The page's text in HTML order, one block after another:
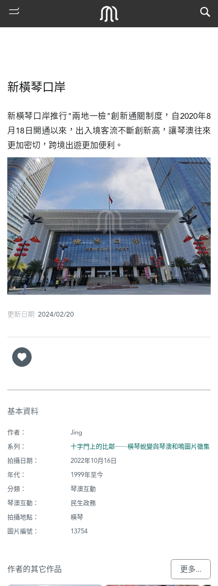
門
搜
索
古
地
圖
媽
閣
寺
廟
巴
街
新橫琴口岸
新橫琴口岸推行"兩地一檢"創新通關制度，自2020年8
月18日開通以來，出入境客流不斷創新高，讓琴澳往來
更加密切，跨境出遊更加便利。
更新日期 2024/02/20
基本資料
作者：
Jing
系列：
十字門上的比鄰──橫琴蛻變與琴澳和鳴圖片徵集
拍攝日期：
2022年10月16日
年代：
1999年至今
分類：
琴澳互動
琴澳互動：
民生政務
拍攝地點：
橫琴
圖片編號：
13754
作者的其它作品 更多...